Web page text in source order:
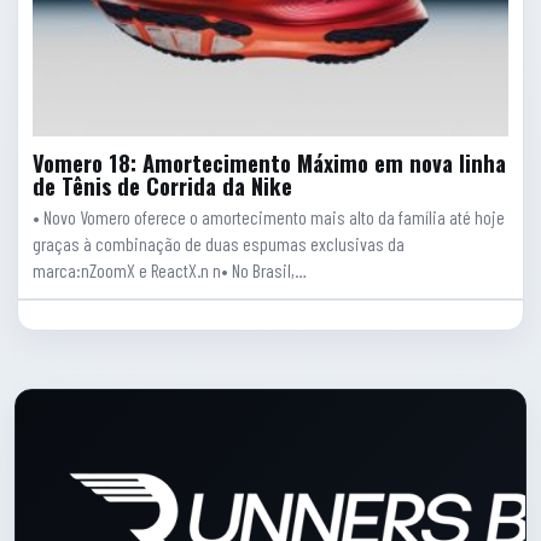
Vomero 18: Amortecimento Máximo em nova linha
de Tênis de Corrida da Nike
• Novo Vomero oferece o amortecimento mais alto da família até hoje
graças à combinação de duas espumas exclusivas da
marca:nZoomX e ReactX.n n• No Brasil,…
Rodape do site